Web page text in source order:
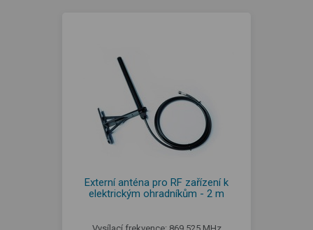
Externí anténa pro RF zařízení k
elektrickým ohradníkům - 2 m